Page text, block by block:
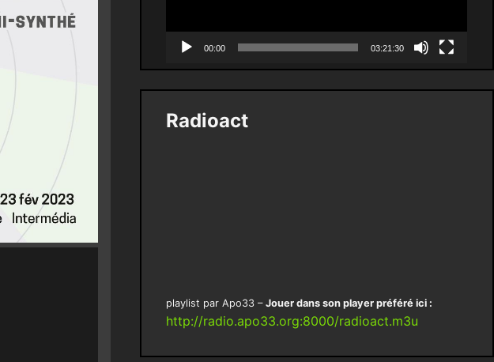
00:00 03:21:30
Radioact
playlist par Apo33 –Jouer dans son player préféré ici :
http://radio.apo33.org:8000/radioact.m3u